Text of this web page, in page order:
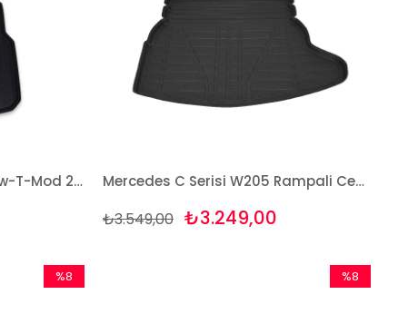
Mercedes C Serisi S204 Stw-T-Mod 2007-13 Havuzlu Paspas ve Bagaj Seti Bizymo Mercedes C Serisi W205 Rampali Cepli 2014 Ve Sonrası Bej Paspas ve Bagaj Havuzu Seti
₺3.249,00
₺3.549,00
%8
%8